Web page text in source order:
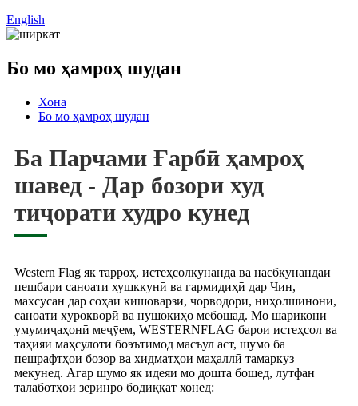
English
Бо мо ҳамроҳ шудан
Хона
Бо мо ҳамроҳ шудан
Ба Парчами Ғарбӣ ҳамроҳ
шавед - Дар бозори худ
тиҷорати худро кунед
Western Flag як тарроҳ, истеҳсолкунанда ва насбкунандаи
пешбари саноати хушккунӣ ва гармидиҳӣ дар Чин,
махсусан дар соҳаи кишоварзӣ, чорводорӣ, ниҳолшинонӣ,
саноати хӯрокворӣ ва нӯшокиҳо мебошад. Мо шарикони
умумиҷаҳонӣ меҷӯем, WESTERNFLAG барои истеҳсол ва
таҳияи маҳсулоти боэътимод масъул аст, шумо ба
пешрафтҳои бозор ва хидматҳои маҳаллӣ тамаркуз
мекунед. Агар шумо як идеяи мо дошта бошед, лутфан
талаботҳои зеринро бодиққат хонед: